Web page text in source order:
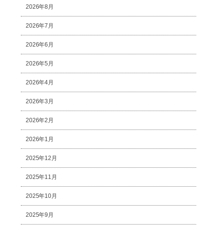
2026年8月
2026年7月
2026年6月
2026年5月
2026年4月
2026年3月
2026年2月
2026年1月
2025年12月
2025年11月
2025年10月
2025年9月